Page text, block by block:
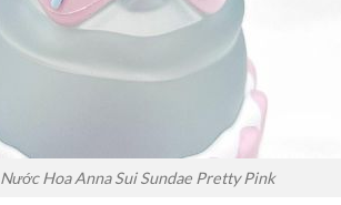
Nước Hoa Anna Sui Sundae Pretty Pink